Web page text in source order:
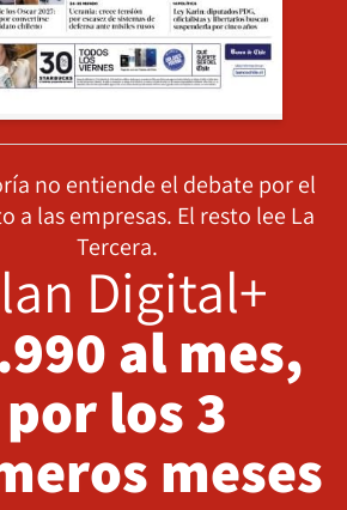
no entiende el debate por el
a las empresas. El resto lee La
Tercera.
Digital+
al mes,
por los 3
meses